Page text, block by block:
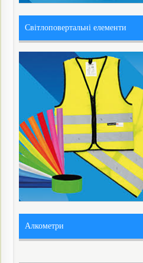
Світлоповертальні елементи
Алкометри